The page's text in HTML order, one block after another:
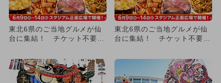
東北6県のご当地グルメが仙
台に集結！ チケット不要の
催
東北6県のご当地グルメが仙
台に集結！ チケット不要の
催